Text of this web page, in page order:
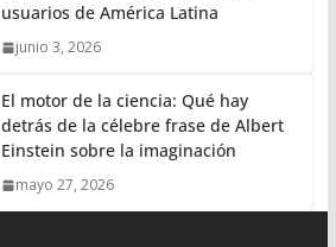
usuarios de América Latina
junio 3, 2026
El motor de la ciencia: Qué hay
detrás de la célebre frase de Albert
Einstein sobre la imaginación
mayo 27, 2026